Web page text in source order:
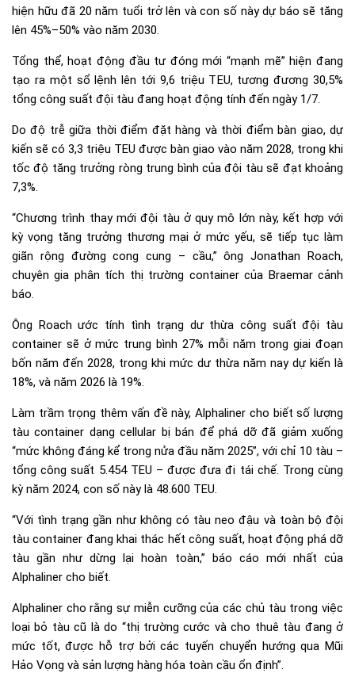
hiện hữu đã 20 năm tuổi trở lên và con số này dự báo sẽ tăng
lên 45%–50% vào năm 2030.
Tổng thể, hoạt động đầu tư đóng mới “mạnh mẽ” hiện đang
tạo ra một sổ lệnh lên tới 9,6 triệu TEU, tương đương 30,5%
tổng công suất đội tàu đang hoạt động tính đến ngày 1/7.
Do độ trễ giữa thời điểm đặt hàng và thời điểm bàn giao, dự
kiến sẽ có 3,3 triệu TEU được bàn giao vào năm 2028, trong khi
tốc độ tăng trưởng ròng trung bình của đội tàu sẽ đạt khoảng
7,3%.
“Chương trình thay mới đội tàu ở quy mô lớn này, kết hợp với
kỳ vọng tăng trưởng thương mại ở mức yếu, sẽ tiếp tục làm
giãn rộng đường cong cung – cầu,” ông Jonathan Roach,
chuyên gia phân tích thị trường container của Braemar cảnh
báo.
Ông Roach ước tính tình trạng dư thừa công suất đội tàu
container sẽ ở mức trung bình 27% mỗi năm trong giai đoạn
bốn năm đến 2028, trong khi mức dư thừa năm nay dự kiến là
18%, và năm 2026 là 19%.
Làm trầm trọng thêm vấn đề này, Alphaliner cho biết số lượng
tàu container dạng cellular bị bán để phá dỡ đã giảm xuống
“mức không đáng kể trong nửa đầu năm 2025”, với chỉ 10 tàu –
tổng công suất 5.454 TEU – được đưa đi tái chế. Trong cùng
kỳ năm 2024, con số này là 48.600 TEU.
“Với tình trạng gần như không có tàu neo đậu và toàn bộ đội
tàu container đang khai thác hết công suất, hoạt động phá dỡ
tàu gần như dừng lại hoàn toàn,” báo cáo mới nhất của
Alphaliner cho biết.
Alphaliner cho rằng sự miễn cưỡng của các chủ tàu trong việc
loại bỏ tàu cũ là do “thị trường cước và cho thuê tàu đang ở
mức tốt, được hỗ trợ bởi các tuyến chuyển hướng qua Mũi
Hảo Vọng và sản lượng hàng hóa toàn cầu ổn định”.